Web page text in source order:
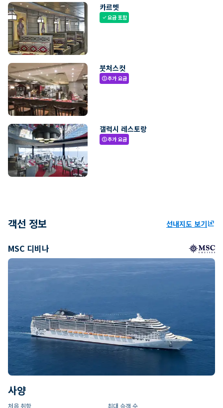
카르멧
check요금 포함
붓처스컷
paid추가 요금
갤럭시 레스토랑
paid추가 요금
객선 정보 선내지도 보기ungroup
MSC 디비나
사양
처음 취항 최대 승객 수